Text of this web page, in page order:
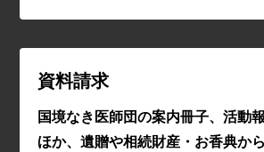
資料請求
国境なき医師団の案内冊子、活動
ほか、遺贈や相続財産・お香典か